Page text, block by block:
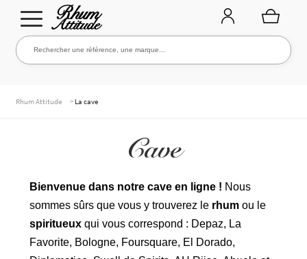
Aller
à
Aller
au
Rechercher une référence, une marque...
Rechercher
WHISKIES & +
Rhum Attitude > La cave
Cave
Bienvenue dans notre cave en ligne ! Nous
sommes sûrs que vous y trouverez le rhumou le
spiritueuxqui vous correspond : Depaz, La
Favorite, Bologne, Foursquare, El Dorado,